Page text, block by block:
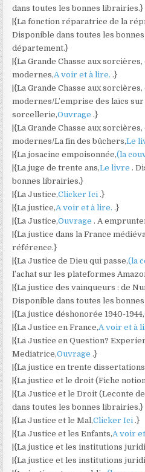
dans toutes les bonnes librairies.}
|{La fonction réparatrice de la
Disponible dans toutes les
département.}
|{La Grande Chasse aux
modernes,A voir et à lire..}
|{La Grande Chasse aux
modernes/L’emprise des laïcs
sorcellerie,Ouvrage.}
|{La Grande Chasse aux
modernes/La fin des bûchers,Le
|{La josacine empoisonnée,(la
|{La juge de trente ans,Le livre.
bonnes librairies.}
|{La Justice,Clicker Ici.}
|{La justice,A voir et à lire..}
|{La Justice,Ouvrage. A
|{La justice dans la France
référence.}
|{La Justice de Dieu qui passe,(la
l’achat sur les plateformes
|{La justice des vainqueurs : de
Disponible dans toutes les
|{La justice déshonorée 1940-1944,
|{La Justice en France,A voir et à
|{La Justice en Question?
Mediatrice,Ouvrage.}
|{La justice en trente
|{La justice et le droit (Fiche
|{La Justice et le Droit (Leconte
dans toutes les bonnes librairies.}
|{La Justice et le Mal,Clicker Ici.}
|{La Justice et les Enfants,A voir
|{La justice et les institutions
|{La justice et les institutions